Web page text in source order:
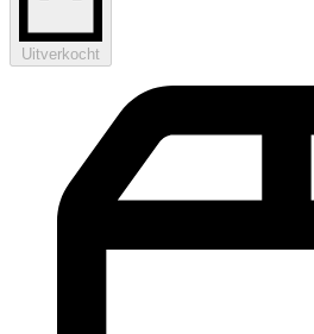
Uitverkocht